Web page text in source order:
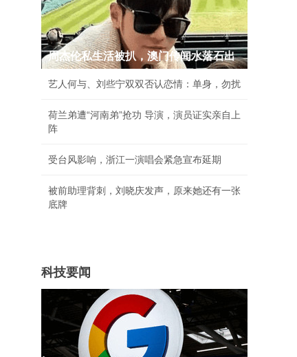
周杰伦私生活被扒，澳门传闻水落石出
艺人何与、刘些宁双双否认恋情：单身，勿扰
荷兰弟遭“河南弟”抢功 导演，演员证实亲自上
阵
受台风影响，浙江一演唱会紧急宣布延期
被前助理背刺，刘晓庆发声，原来她还有一张
底牌
科技要闻